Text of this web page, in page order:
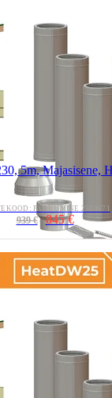
5m, Majasisene,
PAKKUMINE 2500671
939 € 845 €